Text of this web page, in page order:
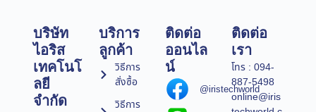
บริษัท
ไอริส
เทคโนโ
ลยี
จำกัด
บริการ
ลูกค้า
วิธีการ
สั่งซื้อ
วิธีการ
ติดต่อ
ออนไล
น์
@iristechworld
ติดต่อ
เรา
โทร : 094-
887-5498
online@iris